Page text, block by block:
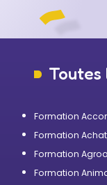
Toutes
Formation
Formation
Formation
Formation